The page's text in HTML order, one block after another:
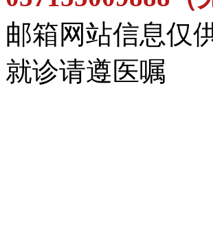
邮箱网站信息仅
就诊请遵医嘱